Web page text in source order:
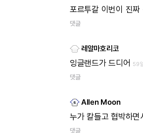
포르투갈 이번이 진짜
댓글
레알마호리코
잉글랜드가 드디어 59
댓글
Allen Moon
누가 칼들고 협박하면
댓글